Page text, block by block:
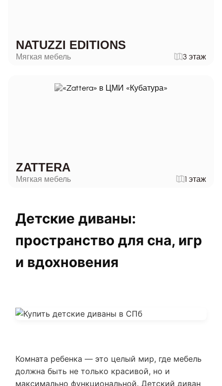
NATUZZI EDITIONS
Мягкая мебель 3 этаж
ZATTERA
Мягкая мебель 1 этаж
Детские диваны:
пространство для сна, игр
и вдохновения
Комната ребенка — это целый мир, где мебель
должна быть не только красивой, но и
максимально функциональной. Детский диван